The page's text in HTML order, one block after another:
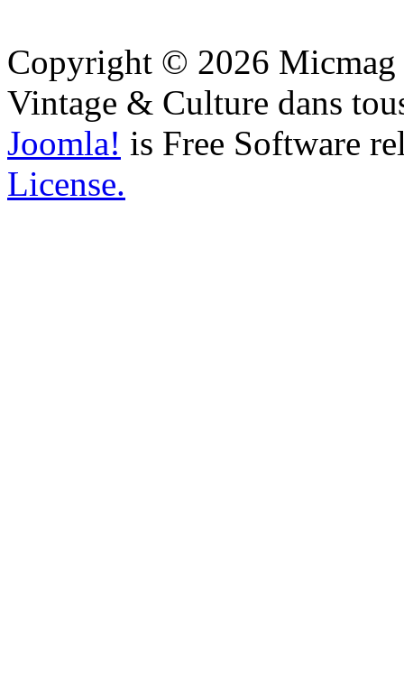
Copyright © 2026 Micmag
Vintage & Culture dans
Joomla! is Free Software
License.